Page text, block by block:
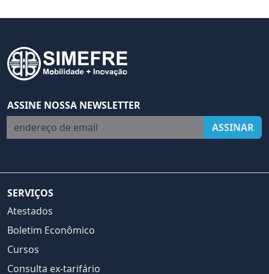
ASSINE NOSSA NEWSLETTER
endereço de email
ASSINAR
SERVIÇOS
Atestados
Boletim Econômico
Cursos
Consulta ex-tarifário